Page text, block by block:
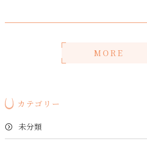
MORE
カテゴリー
未分類